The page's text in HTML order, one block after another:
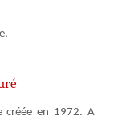
créée en 1972. A